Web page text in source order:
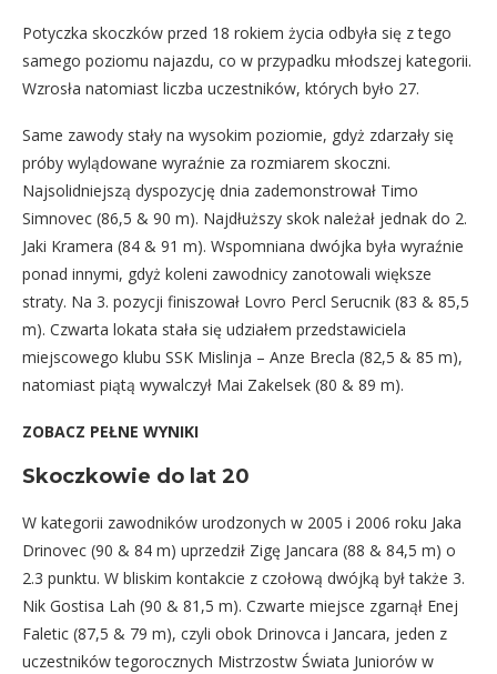
Potyczka skoczków przed 18 rokiem życia odbyła się z tego
samego poziomu najazdu, co w przypadku młodszej kategorii.
Wzrosła natomiast liczba uczestników, których było 27.
Same zawody stały na wysokim poziomie, gdyż zdarzały się
próby wylądowane wyraźnie za rozmiarem skoczni.
Najsolidniejszą dyspozycję dnia zademonstrował Timo
Simnovec (86,5 & 90 m). Najdłuższy skok należał jednak do 2.
Jaki Kramera (84 & 91 m). Wspomniana dwójka była wyraźnie
ponad innymi, gdyż koleni zawodnicy zanotowali większe
straty. Na 3. pozycji finiszował Lovro Percl Serucnik (83 & 85,5
m). Czwarta lokata stała się udziałem przedstawiciela
miejscowego klubu SSK Mislinja – Anze Brecla (82,5 & 85 m),
natomiast piątą wywalczył Mai Zakelsek (80 & 89 m).
ZOBACZ PEŁNE WYNIKI
Skoczkowie do lat 20
W kategorii zawodników urodzonych w 2005 i 2006 roku Jaka
Drinovec (90 & 84 m) uprzedził Zigę Jancara (88 & 84,5 m) o
2.3 punktu. W bliskim kontakcie z czołową dwójką był także 3.
Nik Gostisa Lah (90 & 81,5 m). Czwarte miejsce zgarnął Enej
Faletic (87,5 & 79 m), czyli obok Drinovca i Jancara, jeden z
uczestników tegorocznych Mistrzostw Świata Juniorów w